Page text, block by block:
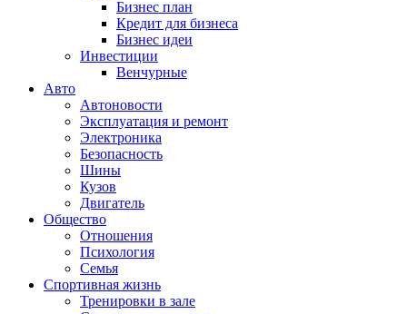
Бизнес план
Кредит для бизнеса
Бизнес идеи
Инвестиции
Венчурные
Авто
Автоновости
Эксплуатация и ремонт
Электроника
Безопасность
Шины
Кузов
Двигатель
Общество
Отношения
Психология
Семья
Спортивная жизнь
Тренировки в зале